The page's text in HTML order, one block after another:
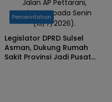
Jalan AP Pettarani,
Makassar, pada Senin
(13/7/2026).
Pemerintahan
Legislator DPRD Sulsel
Asman, Dukung Rumah
Sakit Provinsi Jadi Pusat